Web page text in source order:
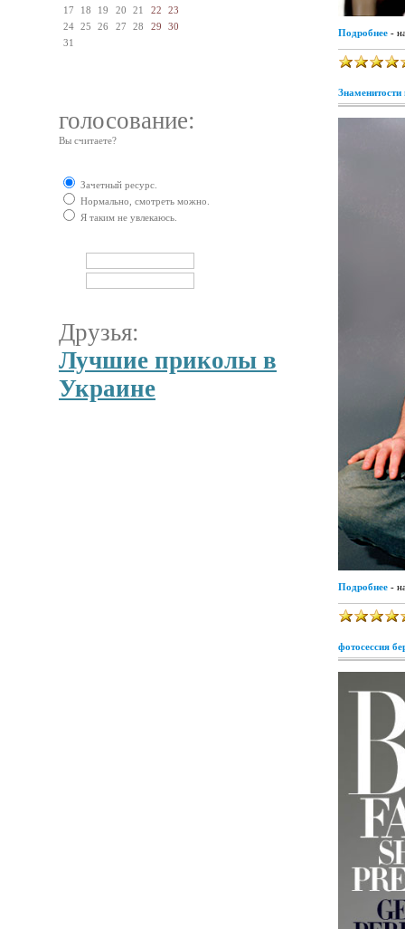
17
18 19 20 21 22
23
24
25 26 27 28 29
30
31
голосование:
Вы считаете?
Зачетный ресурс.
Нормально, смотреть можно.
Я таким не увлекаюсь.
Друзья:
Лучшие приколы в
Украине
Подробнее -
Подробнее -
фотосессия